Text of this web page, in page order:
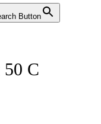
Button
50 С